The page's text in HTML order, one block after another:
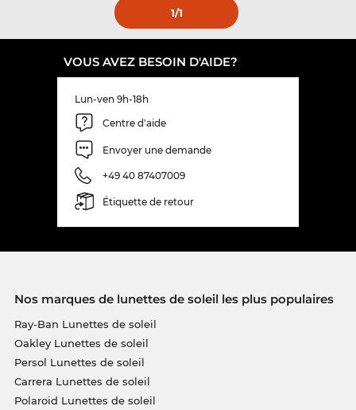
1/1
VOUS AVEZ BESOIN D'AIDE?
Lun-ven 9h-18h
Centre d'aide
Envoyer une demande
+49 40 87407009
Étiquette de retour
Nos marques de lunettes de soleil les plus populaires
Ray-Ban Lunettes de soleil
Oakley Lunettes de soleil
Persol Lunettes de soleil
Carrera Lunettes de soleil
Polaroid Lunettes de soleil